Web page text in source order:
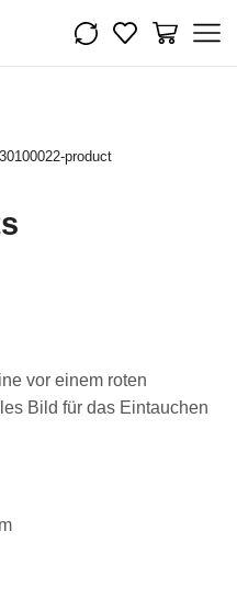
vor einem roten
Bild für das Eintauchen